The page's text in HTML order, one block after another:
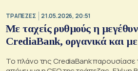
ΤΡΑΠΕΖΕΣ 21.05.2026, 20:51
Με ταχείς ρυθμούς η
CrediaBank, οργανικά και με
Το πλάνο της CrediaBank παρουσίασε